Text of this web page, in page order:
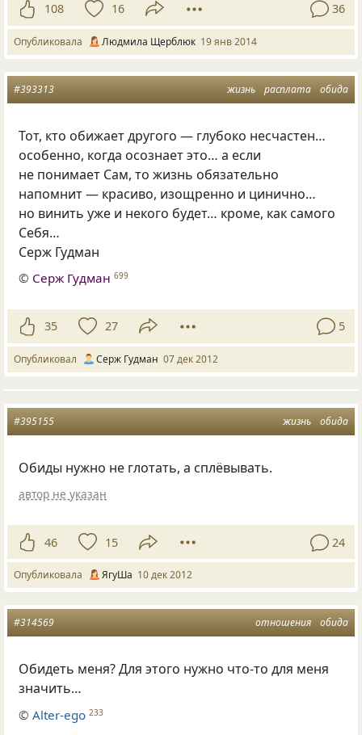
108 16 36
Опубликовала Людмила Щерблюк 19 янв 2014
жизнь расплата обида
#393313
Тот, кто обижает другого — глубоко несчастен…
особенно, когда осознает это… а если
не понимает Сам, то жизнь обязательно
напомнит — красиво, изощренно и цинично…
но винить уже и некого будет… кроме, как самого
Себя…
Серж Гудман
© Серж Гудман 699
35 27 5
Опубликовал Серж Гудман 07 дек 2012
жизнь обида
#395155
Обиды нужно не глотать, а сплёвывать.
автор не указан
46 15 24
Опубликовала ЯгуШа 10 дек 2012
отношения обида
#314569
Обидеть меня? Для этого нужно что-то для меня
значить…
©Alter-ego 233